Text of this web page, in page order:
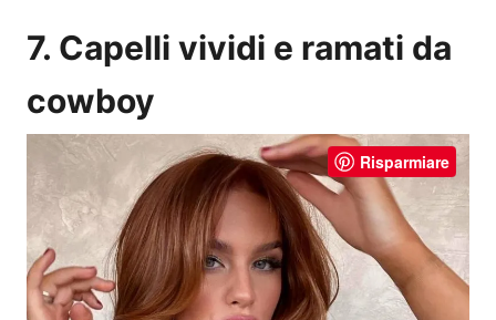
7. Capelli vividi e ramati da
cowboy
Risparmiare